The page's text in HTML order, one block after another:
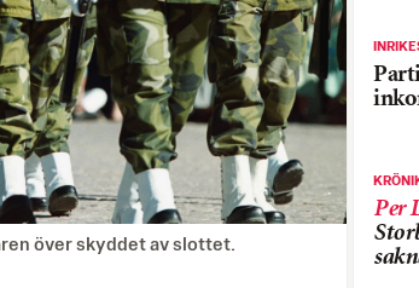
över skyddet av slottet.
Per